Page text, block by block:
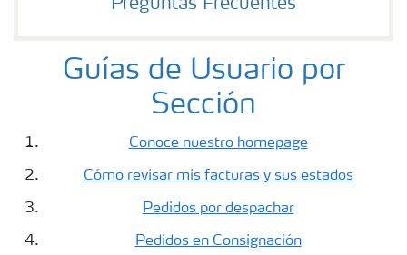
Preguntas Frecuentes
Guías de Usuario por
Sección
Conoce nuestro homepage
Cómo revisar mis facturas y sus estados
Pedidos por despachar
Pedidos en Consignación